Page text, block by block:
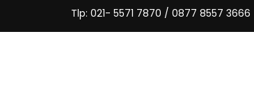
Tlp: 021- 5571 7870 / 0877 8557 3666